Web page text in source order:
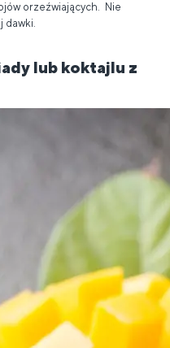
orzeźwiających. Nie
dawki.
lub koktajlu z